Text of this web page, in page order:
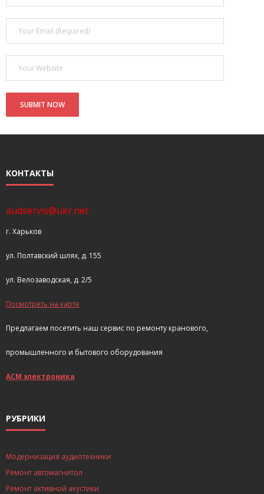
- Покупка усилителя после апгрейда. Случай с Амфитоном
- Конфигурирование и настройка акустических систем для
концертных залов
- Улучшаем звучание — подготовка помещения для
прослушивания музыки.
- Выбираем автомагнитолу
КОНТАКТЫ
audservis@ukr.net
г. Харьков
ул. Полтавский шлях, д. 155
ул. Велозаводская, д. 2/5
Посмотреть на карте
Предлагаем посетить наш сервис по ремонту кранового,
промышленного и бытового оборудования
АСМ электроника
РУБРИКИ
Модернизация аудиотехники
Ремонт автомагнитол
Ремонт активной акустики